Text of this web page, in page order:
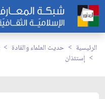
الرئيسية حديث العلماء والقادة
إستئذان